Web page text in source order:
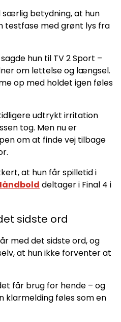
betydning, at hun
testfase med grønt lys fra
hun til TV 2 Sport –
om lettelse og længsel.
op med holdet igen føles
udtrykt irritation
tog. Men nu er
om at finde vej tilbage
at hun får spilletid i
deltager i Final 4 i
sidste ord
med det sidste ord, og
at hun ikke forventer at
får brug for hende – og
klarmelding føles som en